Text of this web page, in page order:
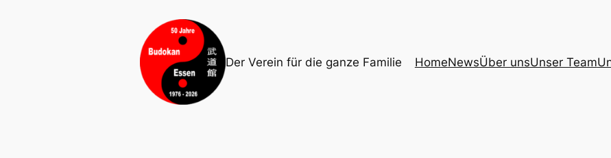
Der Verein für die ganze Familie
HomeNewsÜber unsUnser Team